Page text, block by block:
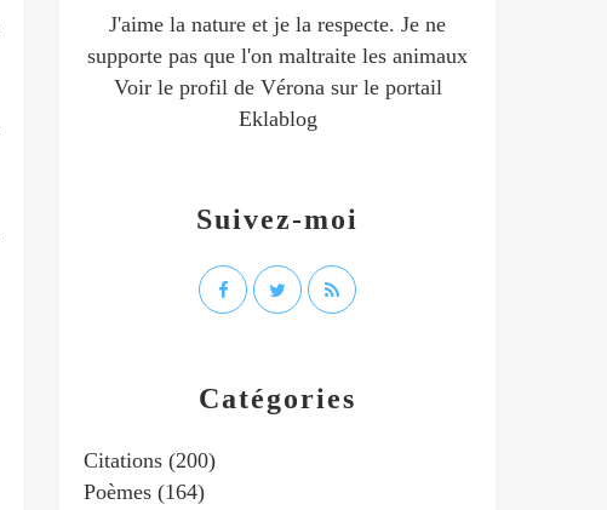
Catégories
Citations (200)
Poèmes (164)
Suivez-moi
J'aime la nature et je la respecte. Je ne
supporte pas que l'on maltraite les animaux
Voir le profil de Véronasur le portail
Eklablog